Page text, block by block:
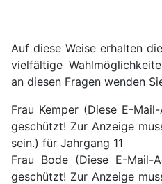
Auf diese Weise erhalten
vielfältige
an diesen Fragen wenden
Frau Kemper (Diese E-
geschützt! Zur Anzeige
sein.) für Jahrgang 11
Frau Bode (Diese E-Mail-
geschützt! Zur Anzeige